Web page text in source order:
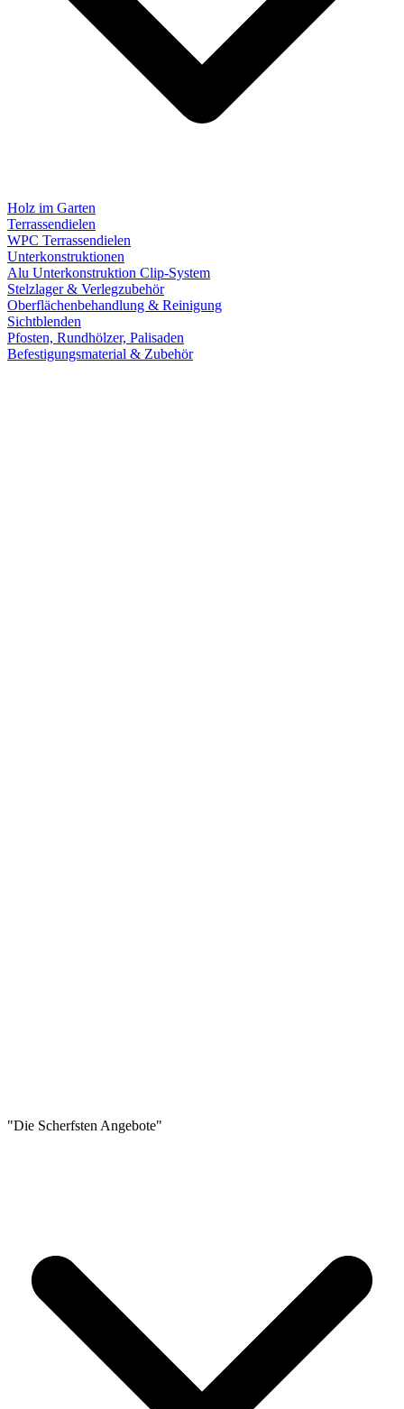
Holz im Garten
Terrassendielen
WPC Terrassendielen
Unterkonstruktionen
Alu Unterkonstruktion Clip-System
Stelzlager & Verlegzubehör
Oberflächenbehandlung & Reinigung
Sichtblenden
Pfosten, Rundhölzer, Palisaden
Befestigungsmaterial & Zubehör
"Die Scherfsten Angebote"